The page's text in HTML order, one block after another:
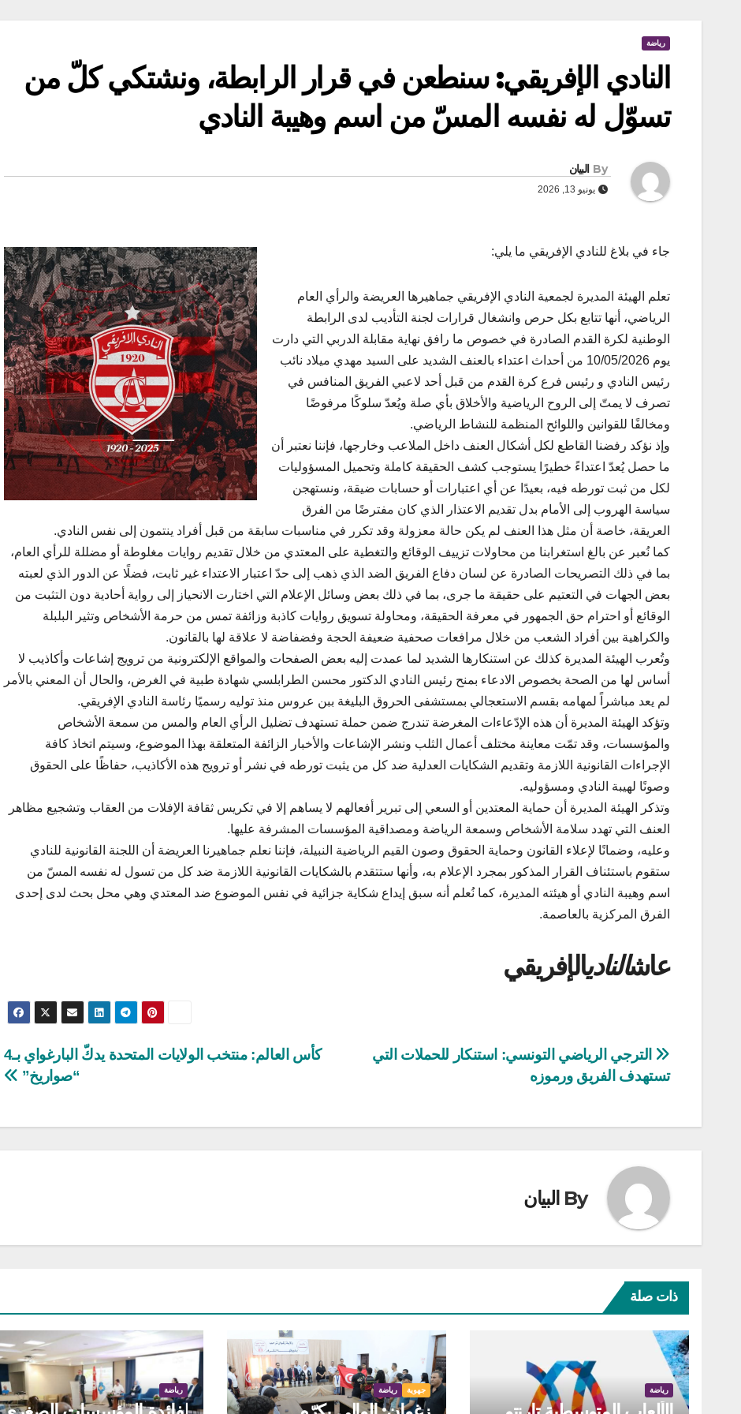
رياضة
النادي الإفريقي: سنطعن في قرار الرابطة، ونشتكي كلّ من
تسوّل له نفسه المسّ من اسم وهيبة النادي
By البيان
يونيو 13, 2026
جاء في بلاغ للنادي الإفريقي ما يلي:
تعلم الهيئة المديرة لجمعية النادي الإفريقي جماهيرها العريضة والرأي العام
الرياضي، أنها تتابع بكل حرص وانشغال قرارات لجنة التأديب لدى الرابطة
الوطنية لكرة القدم الصادرة في خصوص ما رافق نهاية مقابلة الدربي التي دارت
يوم 10/05/2026 من أحداث اعتداء بالعنف الشديد على السيد مهدي ميلاد نائب
رئيس النادي و رئيس فرع كرة القدم من قبل أحد لاعبي الفريق المنافس في
تصرف لا يمتّ إلى الروح الرياضية والأخلاق بأي صلة ويُعدّ سلوكًا مرفوضًا
ومخالفًا للقوانين واللوائح المنظمة للنشاط الرياضي.
وإذ نؤكد رفضنا القاطع لكل أشكال العنف داخل الملاعب وخارجها، فإننا نعتبر أن
ما حصل يُعدّ اعتداءً خطيرًا يستوجب كشف الحقيقة كاملة وتحميل المسؤوليات
لكل من ثبت تورطه فيه، بعيدًا عن أي اعتبارات أو حسابات ضيقة، ونستهجن
سياسة الهروب إلى الأمام بدل تقديم الاعتذار الذي كان مفترضًا من الفرق
العريقة، خاصة أن مثل هذا العنف لم يكن حالة معزولة وقد تكرر في مناسبات سابقة من قبل أفراد ينتمون إلى نفس النادي.
كما نُعبر عن بالغ استغرابنا من محاولات تزييف الوقائع والتغطية على المعتدي من خلال تقديم روايات مغلوطة أو مضللة للرأي العام،
بما في ذلك التصريحات الصادرة عن لسان دفاع الفريق الضد الذي ذهب إلى حدّ اعتبار الاعتداء غير ثابت، فضلًا عن الدور الذي لعبته
بعض الجهات في التعتيم على حقيقة ما جرى، بما في ذلك بعض وسائل الإعلام التي اختارت الانحياز إلى رواية أحادية دون التثبت من
الوقائع أو احترام حق الجمهور في معرفة الحقيقة، ومحاولة تسويق روايات كاذبة وزائفة تمس من حرمة الأشخاص وتثير البلبلة
والكراهية بين أفراد الشعب من خلال مرافعات صحفية ضعيفة الحجة وفضفاضة لا علاقة لها بالقانون.
وتُعرب الهيئة المديرة كذلك عن استنكارها الشديد لما عمدت إليه بعض الصفحات والمواقع الإلكترونية من ترويج إشاعات وأكاذيب لا
أساس لها من الصحة بخصوص الادعاء بمنح رئيس النادي الدكتور محسن الطرابلسي شهادة طبية في الغرض، والحال أن المعني بالأمر
لم يعد مباشراً لمهامه بقسم الاستعجالي بمستشفى الحروق البليغة ببن عروس منذ توليه رسميًا رئاسة النادي الإفريقي.
وتؤكد الهيئة المديرة أن هذه الإدّعاءات المغرضة تندرج ضمن حملة تستهدف تضليل الرأي العام والمس من سمعة الأشخاص
والمؤسسات، وقد تمّت معاينة مختلف أعمال الثلب ونشر الإشاعات والأخبار الزائفة المتعلقة بهذا الموضوع، وسيتم اتخاذ كافة
الإجراءات القانونية اللازمة وتقديم الشكايات العدلية ضد كل من يثبت تورطه في نشر أو ترويج هذه الأكاذيب، حفاظًا على الحقوق
وصونًا لهيبة النادي ومسؤوليه.
وتذكر الهيئة المديرة أن حماية المعتدين أو السعي إلى تبرير أفعالهم لا يساهم إلا في تكريس ثقافة الإفلات من العقاب وتشجيع مظاهر
العنف التي تهدد سلامة الأشخاص وسمعة الرياضة ومصداقية المؤسسات المشرفة عليها.
وعليه، وضمانًا لإعلاء القانون وحماية الحقوق وصون القيم الرياضية النبيلة، فإننا نعلم جماهيرنا العريضة أن اللجنة القانونية للنادي
ستقوم باستئناف القرار المذكور بمجرد الإعلام به، وأنها ستتقدم بالشكايات القانونية اللازمة ضد كل من تسول له نفسه المسّ من
اسم وهيبة النادي أو هيئته المديرة، كما نُعلم أنه سبق إيداع شكاية جزائية في نفس الموضوع ضد المعتدي وهي محل بحث لدى إحدى
الفرق المركزية بالعاصمة.
عاشالناديالإفريقي
تصفّح
المقالات
كأس العالم: منتخب الولايات المتحدة يدكّ البارغواي بـ4
“صواريخ”
الترجي الرياضي التونسي: استنكار للحملات التي
تستهدف الفريق ورموزه
By البيان
ذات صلة
رياضة جهوية رياضة رياضة